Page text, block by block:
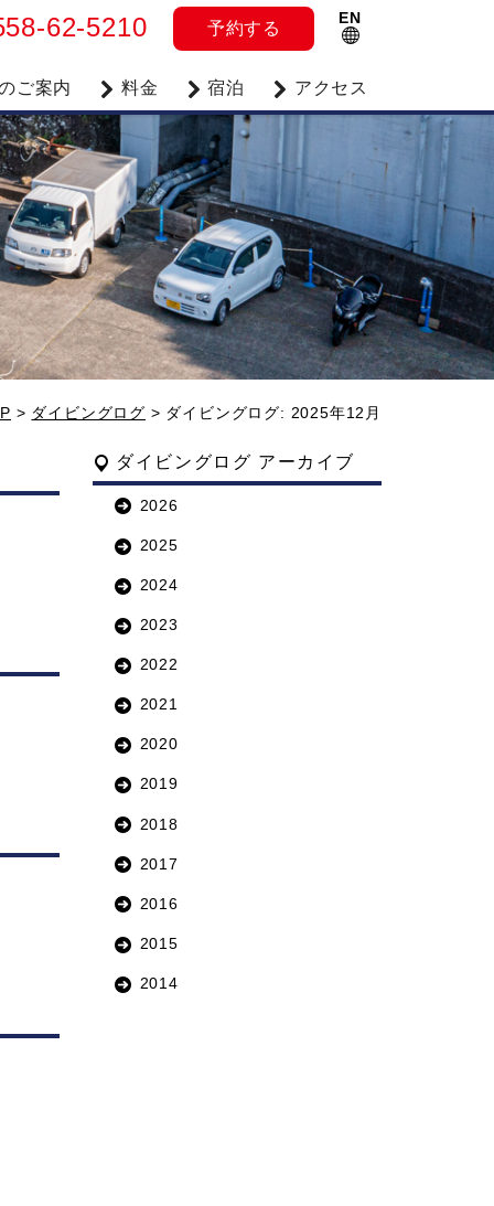
62-5210 予約する
EN
ご案内 料金 宿泊 アクセス
> ダイビングログ > ダイビングログ: 2025年12月
ダイビングログ アーカイブ
2026
2025
2024
2023
2022
2021
2020
2019
2018
2017
2016
2015
2014